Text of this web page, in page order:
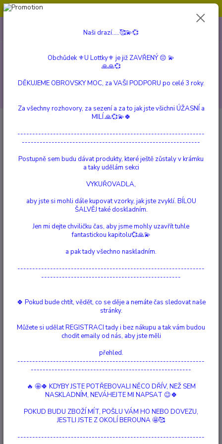
CZK
Mini polštářky s Levandulí lékařskou Grosso
Mini polštářek
Ohodnotit produkt
Přidat do košíku
Číslo produktu:
120
Hlídat cenu / dostupnost
0
Naši drazí.....🥰💫💞
Obchůdek ⚜️U Lottky⚜️ je již ZAVŘENÝ 😔 💫
🙏🙏💞
DĚKUJEME OBROVSKY MOC, za VAŠI PODPORU po celé 3 roky.
Za všechny rozhovory, za sezení a za to jak jste všichni ÚŽASNÍ a
MILÍ.🙏💞💫🍀
---------------------------------------------------------------
------------------------------------------------------------
Postupně sem budu dávat produkty, které ještě zůstaly v krámku
a taky udělám sekci
VYKUŘOVADLA,
aby jste si mohli dále kupovat vzorky, jak jste zvyklí. BÍLOU
ŠALVĚJ také doskladním.
Jen mi dejte chviličku čas, aby jsme mohly uzavřít tuhle
fantastickou kapitolu💞🙏💫
a pak tady všechno naskladním.
---------------------------------------------------------------
-----------------------------------------------
🍀 Pokud bude chtít, vědět, co se děje a nemáte čas sledovat naše
stránky.
Můžete si udělat REGISTRACI tady i bez nákupu a tak vám budou
chodit emaily od nás, aby jste měli
přehled.
---------------------------------------------------------------
------------------------------------------------------
🔥 🤩🍀 KDYBY JSTE POTŘEBOVALI NĚCO DŘÍV, NEŽ SEM
NASKLADNÍM, NEVÁHEJTE MI NAPSAT 😉🍀
POKUD BUDU ZBOŽÍ MÍT, POŠLU VÁM HO NEBO DOVEZU,
JESTLI JSTE Z OKOLÍ BEROUNA 🤩🥰
---------------------------------------------------------------